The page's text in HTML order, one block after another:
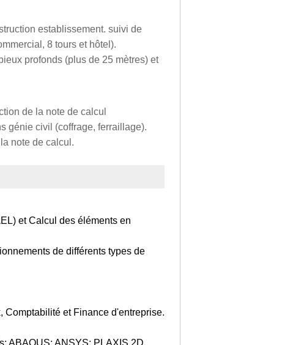
establissement. suivi de
8 tours et hôtel).
profonds (plus de 25 mètres) et
de la note de calcul
génie civil (coffrage, ferraillage).
note de calcul.
et Calcul des éléments en
de différents types de
Comptabilité et Finance d'entreprise.
ABAQUS; ANSYS; PLAXIS 2D.